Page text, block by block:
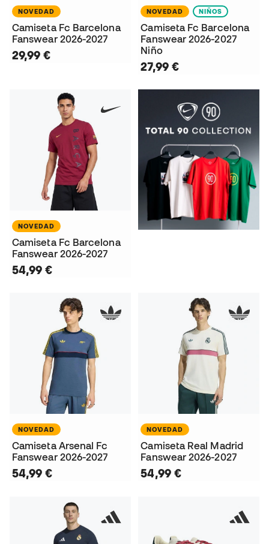
NOVEDAD
Camiseta Fc Barcelona
Fanswear 2026-2027
29,99 €
NOVEDAD NIÑOS
Camiseta Fc Barcelona
Fanswear 2026-2027
Niño
27,99 €
NOVEDAD
Camiseta Fc Barcelona
Fanswear 2026-2027
54,99 €
NOVEDAD
Camiseta Arsenal Fc
Fanswear 2026-2027
54,99 €
NOVEDAD
Camiseta Real Madrid
Fanswear 2026-2027
54,99 €